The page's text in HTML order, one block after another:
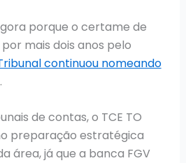
porque o certame de
mais dois anos pelo
continuou nomeando
.
de contas, o TCE TO
preparação estratégica
área, já que a banca FGV